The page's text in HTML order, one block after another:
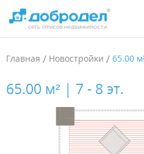
Главная / Новостройки / 65.00
65.00 м² | 7 - 8 эт.